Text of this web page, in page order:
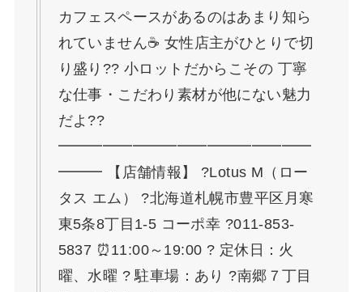
カフェスペースがあるのはあまり知ら
れていません☕ 女性店主がひとりで切
り盛り?‍? 小ロットだからこその 丁寧
な仕事・こだわり素材が他にない魅力
だよ??
━━━━━━━━━━━━━━━━━
━━━ 【店舗情報】 ?Lotus M（ロー
タス エム） ?北海道札幌市豊平区月寒
東5条8丁目1-5 コーポ幸 ?011-853-
5837 ⏰11:00～19:00 ? 定休日：火
曜、水曜 ? 駐車場：あり ?南郷７丁目